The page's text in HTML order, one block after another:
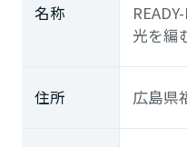
名称
光を編
住所 広島県